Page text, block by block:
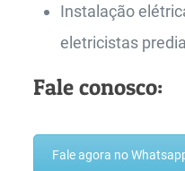
Instalação
eletricistas
Fale conosco:
Fale agora no